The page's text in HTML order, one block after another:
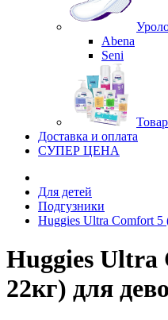
Abena
Seni
Доставка и оплата
СУПЕР ЦЕНА
Для детей
Подгузники
Huggies Ultra Comfort 5
Huggies Ultra
22кг) для